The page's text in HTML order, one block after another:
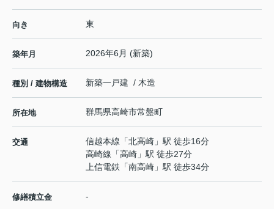
向き 東
築年月 2026年6月 (新築)
種別 / 建物構造 新築一戸建 / 木造
所在地 群馬県高崎市常盤町
交通 信越本線 「北高崎 」駅 徒歩16分
高崎線 「高崎 」駅 徒歩27分
上信電鉄 「南高崎 」駅 徒歩34分
修繕積立金 -